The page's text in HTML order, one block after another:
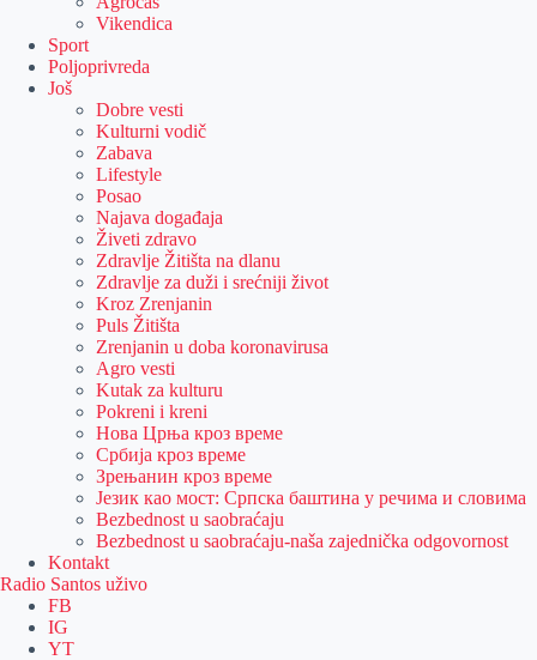
Vikendica
Sport
Poljoprivreda
Još
Dobre vesti
Kulturni vodič
Zabava
Lifestyle
Posao
Najava događaja
Živeti zdravo
Zdravlje Žitišta na dlanu
Zdravlje za duži i srećniji život
Kroz Zrenjanin
Puls Žitišta
Zrenjanin u doba koronavirusa
Agro vesti
Kutak za kulturu
Pokreni i kreni
Нова Црња кроз време
Србија кроз време
Зрењанин кроз време
Језик као мост: Српска баштина у речима и словима
Bezbednost u saobraćaju
Bezbednost u saobraćaju-naša zajednička odgovornost
Kontakt
Radio Santos uživo
FB
IG
YT